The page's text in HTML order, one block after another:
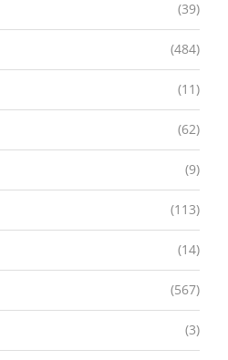
(39)
(484)
(11)
(62)
(9)
(113)
(14)
(567)
(3)